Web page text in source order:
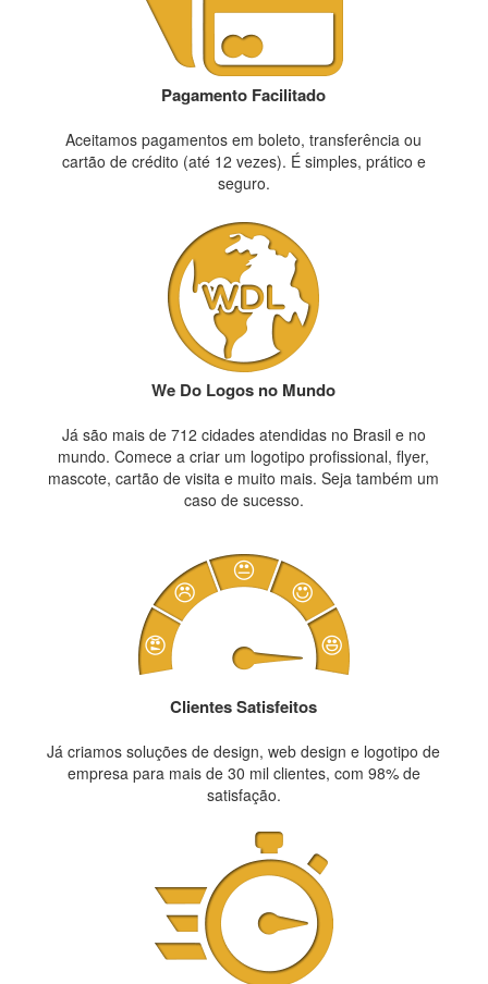
Pagamento Facilitado
Aceitamos pagamentos em boleto, transferência ou
cartão de crédito (até 12 vezes). É simples, prático e
seguro.
We Do Logos no Mundo
Já são mais de 712 cidades atendidas no Brasil e no
mundo. Comece a criar um logotipo profissional, flyer,
mascote, cartão de visita e muito mais. Seja também um
caso de sucesso.
Clientes Satisfeitos
Já criamos soluções de design, web design e logotipo de
empresa para mais de 30 mil clientes, com 98% de
satisfação.